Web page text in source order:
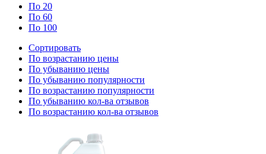
По 20
По 60
По 100
Сортировать
По возрастанию цены
По убыванию цены
По убыванию популярности
По возрастанию популярности
По убыванию кол-ва отзывов
По возрастанию кол-ва отзывов